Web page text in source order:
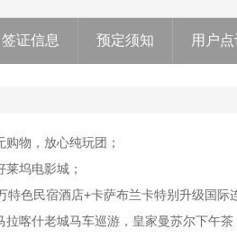
签证信息 预定须知 用户
物，放心纯玩团；
坞电影城；
色民宿酒店+卡萨布兰卡特别升级国际
喀什老城马车巡游，皇家曼苏尔下午茶